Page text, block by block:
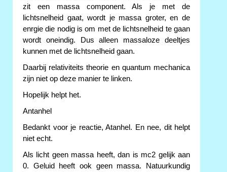
zit een massa component. Als je met de
lichtsnelheid gaat, wordt je massa groter, en de
enrgie die nodig is om met de lichtsnelheid te gaan
wordt oneindig. Dus alleen massaloze deeltjes
kunnen met de lichtsnelheid gaan.
Daarbij relativiteits theorie en quantum mechanica
zijn niet op deze manier te linken.
Hopelijk helpt het.
Antanhel
Bedankt voor je reactie, Atanhel. En nee, dit helpt
niet echt.
Als licht geen massa heeft, dan is mc2 gelijk aan
0. Geluid heeft ook geen massa. Natuurkundig